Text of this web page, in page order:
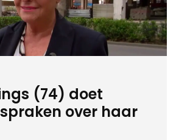
(74) doet
over haar